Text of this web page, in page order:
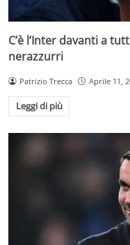
C’è l’Inter davanti a
nerazzurri
Patrizio Trecca Aprile 11,
Leggi di più